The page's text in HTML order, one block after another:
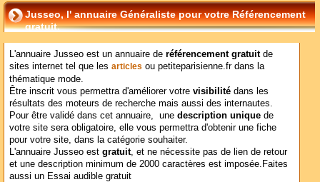
Jusseo, l' annuaire Généraliste pour votre Référencement
gratuit.
L'annuaire Jusseo est un annuaire de référencement gratuit de
sites internet tel que les articles ou petiteparisienne.fr dans la
thématique mode.
Être inscrit vous permettra d'améliorer votre visibilité dans les
résultats des moteurs de recherche mais aussi des internautes.
Pour être validé dans cet annuaire, une description unique de
votre site sera obligatoire, elle vous permettra d'obtenir une fiche
pour votre site, dans la catégorie souhaiter.
L'annuaire Jusseo est gratuit, et ne nécessite pas de lien de retour
et une description minimum de 2000 caractères est imposée.Faites
aussi un Essai audible gratuit